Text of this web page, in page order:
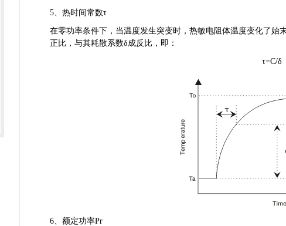
5、热时间常数τ
在零功率条件下，当温度发生突变时，热敏电阻体温度变化了始
正比，与其耗散系数δ成反比，即：
τ=C/δ
6、额定功率Pr